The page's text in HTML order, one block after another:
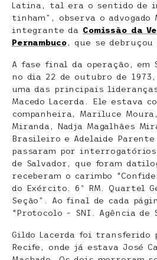
Latina, tal era o sentido de
tinham”, observa o advogado
integrante da Comissão da
Pernambuco, que se debruçou
A fase final da operação, em
no dia 22 de outubro de
uma das principais lideranças
Macedo Lacerda. Ele estava
companheira, Mariluce
Miranda, Nadja Magalhães
Brasileiro e Adelaide
passaram por
de Salvador, que foram
receberam o carimbo
do Exército. 6º RM. Quartel
Seção”. Ao final de cada
“Protocolo – SNI. Agência de
Gildo Lacerda foi transferido
Recife, onde já estava José